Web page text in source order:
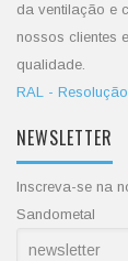
da ventilação e
nossos clientes
qualidade.
RAL -
NEWSLETTER
Inscreva-se na
Sandometal